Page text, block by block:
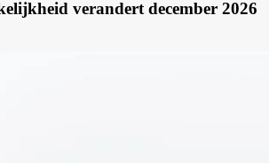
verandert december 2026